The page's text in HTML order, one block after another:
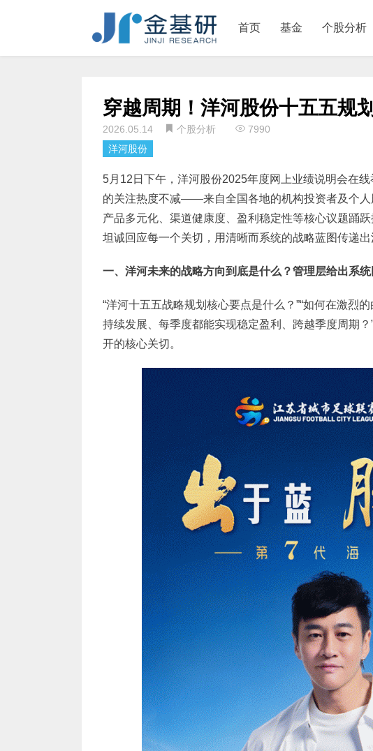
首页 基金 个股分析
穿越周期！洋河股份十五五规
2026.05.14 个股分析
7990
洋河股份
5月12日下午，洋河股份2025年度网上业绩说明会在
的关注热度不减——来自全国各地的机构投资者及个人
产品多元化、渠道健康度、盈利稳定性等核心议题踊
坦诚回应每一个关切，用清晰而系统的战略蓝图传递出
一、洋河未来的战略方向到底是什么？管理层给出系
“洋河十五五战略规划核心要点是什么？”“如何在激烈
持续发展、每季度都能实现稳定盈利、跨越季度周期
开的核心关切。